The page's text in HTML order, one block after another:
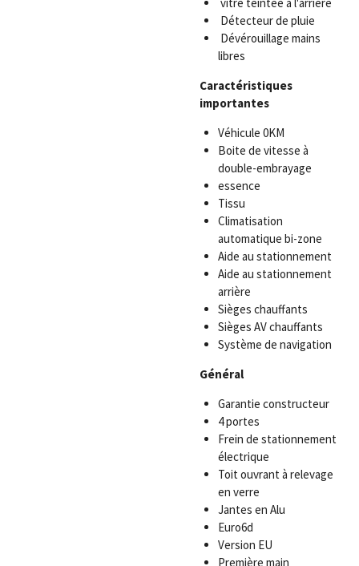
Détecteur de pluie
Dévérouillage mains
libres
Caractéristiques
importantes
Véhicule 0KM
Boite de vitesse à
double-embrayage
essence
Tissu
Climatisation
automatique bi-zone
Aide au stationnement
Aide au stationnement
arrière
Sièges chauffants
Sièges AV chauffants
Système de navigation
Général
Garantie constructeur
4 portes
Frein de stationnement
électrique
Toit ouvrant à relevage
en verre
Jantes en Alu
Euro6d
Version EU
Première main